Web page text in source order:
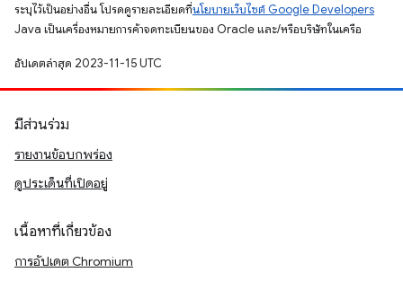
ระบุไว้เป็นอย่างอื่น โปรดดูรายละเอียดที่นโยบายเว็บไซต์ Google Developers
Java เป็นเครื่องหมายการค้าจดทะเบียนของ Oracle และ/หรือบริษัทในเครือ
อัปเดตล่าสุด 2023-11-15 UTC
มีส่วนร่วม
รายงานข้อบกพร่อง
ดูประเด็นที่เปิดอยู่
เนื้อหาที่เกี่ยวข้อง
การอัปเดต Chromium